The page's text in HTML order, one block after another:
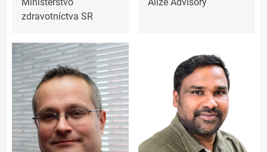
zdravotníctva SR